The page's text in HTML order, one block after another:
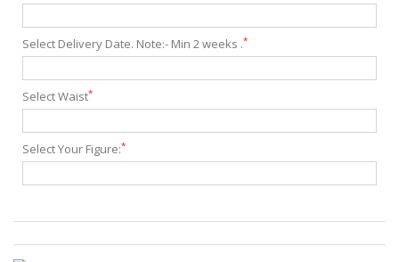
Select Delivery Date. Note:- Min 2 weeks .*
Select Waist*
Select Your Figure:*